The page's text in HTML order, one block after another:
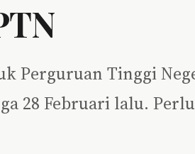
Perguruan Tinggi
28 Februari lalu. Perlu